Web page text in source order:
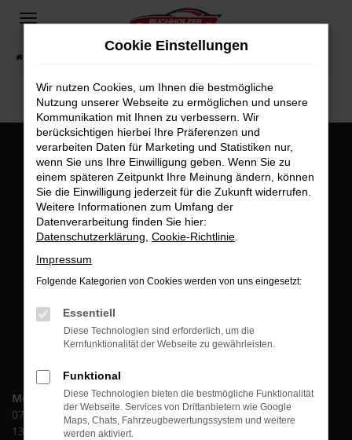
Zum
springen
Fahrzeugsuche
Kundenstimmen
Jetzt bewerten
Öffnungszeiten & Kontakt
Montag bis Freitag:
07:30 bis 12:00 Uhr
13:00 bis 17:00 Uhr
Buchholzer KFZ GmbH
Im roten Tal 16
Cookie Einstellungen
Wir nutzen Cookies, um Ihnen die bestmögliche
Nutzung unserer Webseite zu ermöglichen und unsere
Kommunikation mit Ihnen zu verbessern. Wir
berücksichtigen hierbei Ihre Präferenzen und
verarbeiten Daten für Marketing und Statistiken nur,
wenn Sie uns Ihre Einwilligung geben. Wenn Sie zu
einem späteren Zeitpunkt Ihre Meinung ändern, können
Sie die Einwilligung jederzeit für die Zukunft widerrufen.
Weitere Informationen zum Umfang der
Datenverarbeitung finden Sie hier:
Datenschutzerklärung Cookie-Richtlinie
Impressum
Folgende Kategorien von Cookies werden von uns eingesetzt:
Essentiell
Diese Technologien sind erforderlich, um die
Kernfunktionalität der Webseite zu gewährleisten.
Funktional
Diese Technologien bieten die bestmögliche Funktionalität
der Webseite. Services von Drittanbietern wie Google
Maps, Chats, Fahrzeugbewertungssystem und weitere
werden aktiviert.